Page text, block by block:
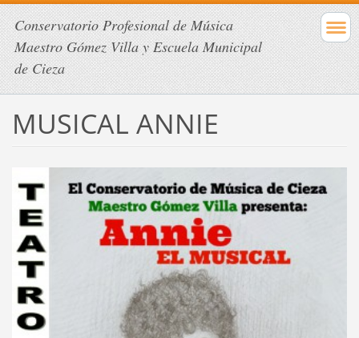
Conservatorio Profesional de Música
Maestro Gómez Villa y Escuela Municipal
de Cieza
MUSICAL ANNIE